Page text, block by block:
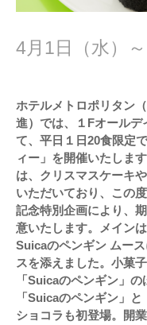
4月1日（水）
ホテルメトロポリタン
進）では、１Fオール
て、平日１日20食限定
ィー」を開催いたしま
は、クリスマスケーキ
いただいており、この
記念特別企画により、
意いたします。メイン
Suicaのペンギン ムー
スを添えました。小菓
「Suicaのペンギン」
「Suicaのペンギン」
ショコラも初登場。開